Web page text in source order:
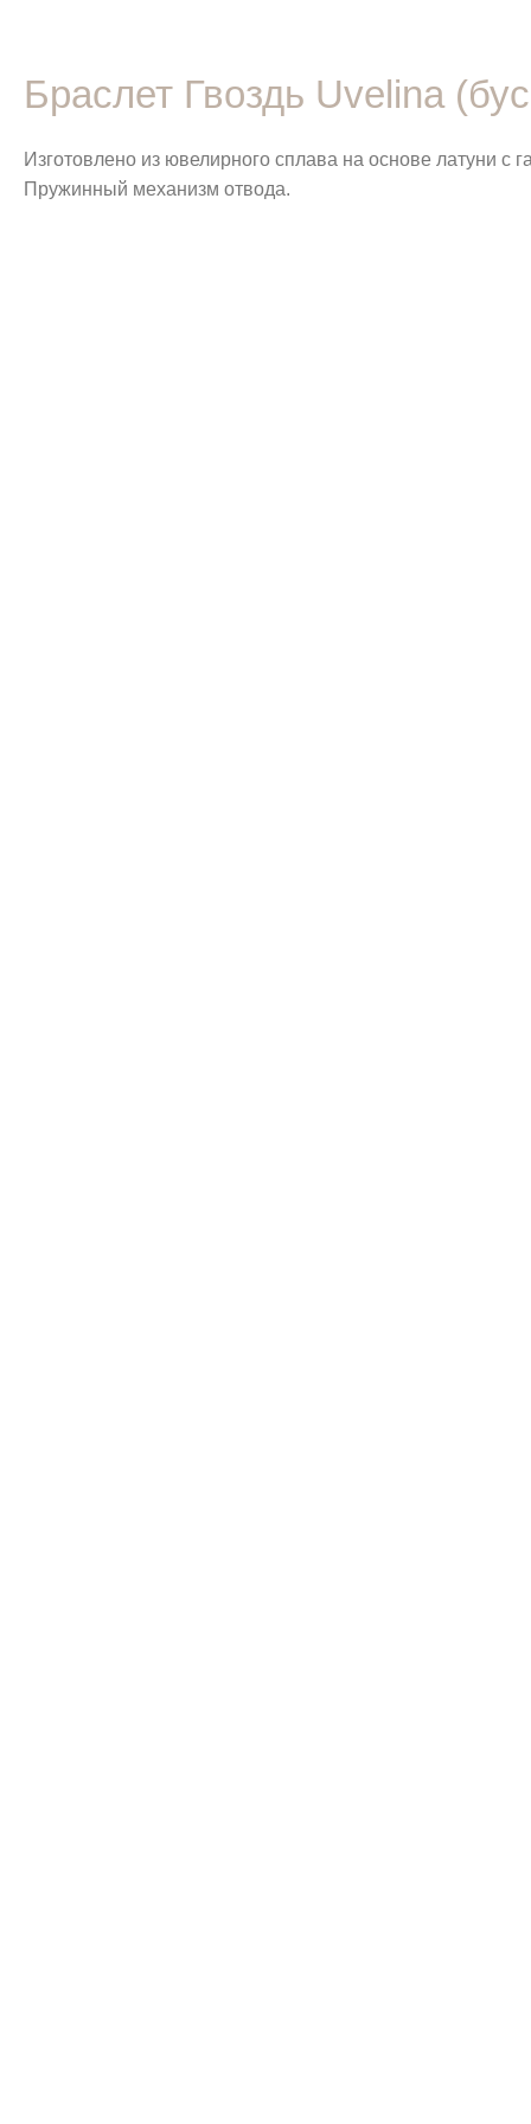
Браслет Гвоздь Uvelina
Изготовлено из ювелирного сплава на основе латуни
Пружинный механизм отвода.